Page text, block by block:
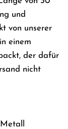
und
von unserer
einem
der dafür
nicht